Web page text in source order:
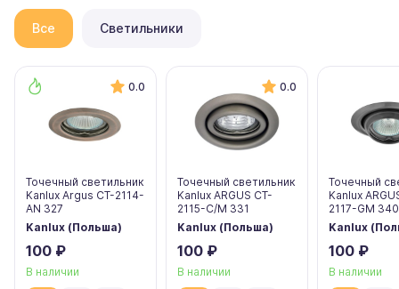
Все Светильники
0.0
Точечный светильник
Kanlux Argus CT-2114-
AN 327
Kanlux (Польша)
100 ₽
В наличии
0.0
Точечный светильник
Kanlux ARGUS CT-
2115-C/M 331
Kanlux (Польша)
100 ₽
В наличии
Точечный
Kanlux
2117-GM 340
Kanlux
100 ₽
В наличии